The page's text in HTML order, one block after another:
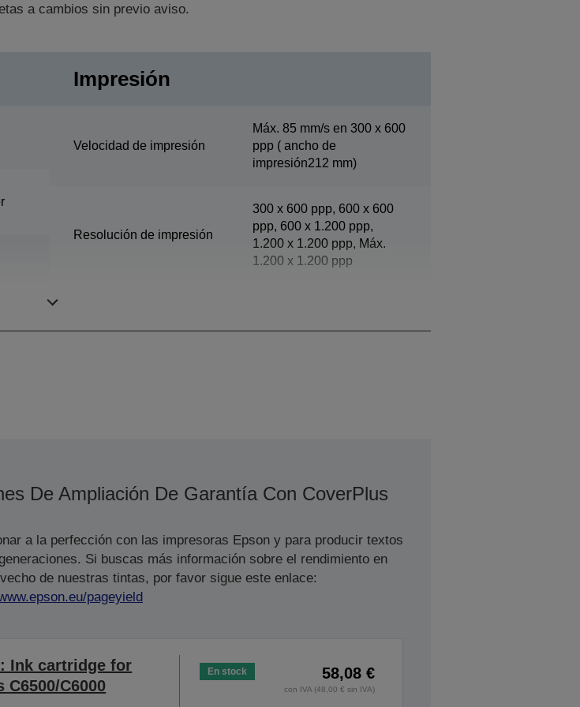
a cambios sin previo aviso.
Impresión
Velocidad de impresión
Máx. 85 mm/s en 300 x 600
ppp ( ancho de
impresión212 mm)
Resolución de impresión
300 x 600 ppp, 600 x 600
ppp, 600 x 1.200 ppp,
1.200 x 1.200 ppp, Máx.
1.200 x 1.200 ppp
De Ampliación De Garantía Con CoverPlus
a la perfección con las impresoras Epson y para producir textos
Si buscas más información sobre el rendimiento en
de nuestras tintas, por favor sigue este enlace:
pageyield
Ink cartridge for
C6500/C6000
En stock 58,08 €
con IVA (48,00 € sin IVA)